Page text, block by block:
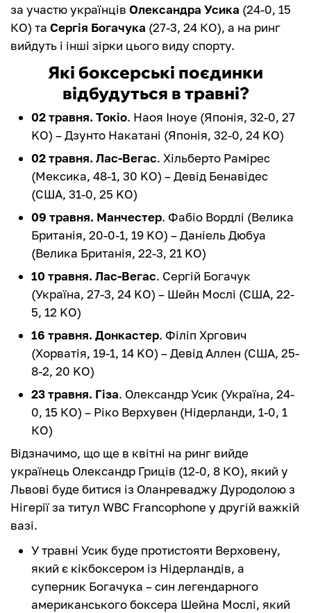
за участю українців Олександра Усика (24-0, 15
КО) та Сергія Богачука (27-3, 24 КО), а на ринг
вийдуть і інші зірки цього виду спорту.
Які боксерські поєдинки
відбудуться в травні?
02 травня. Токіо. Наоя Іноуе (Японія, 32-0, 27
KO) – Дзунто Накатані (Японія, 32-0, 24 KO)
02 травня. Лас-Вегас. Хільберто Рамірес
(Мексика, 48-1, 30 KO) – Девід Бенавідес
(США, 31-0, 25 KO)
09 травня. Манчестер. Фабіо Вордлі (Велика
Британія, 20-0-1, 19 KO) – Даніель Дюбуа
(Велика Британія, 22-3, 21 KO)
10 травня. Лас-Вегас. Сергій Богачук
(Україна, 27-3, 24 KO) – Шейн Мослі (США, 22-
5, 12 KO)
16 травня. Донкастер. Філіп Хргович
(Хорватія, 19-1, 14 KO) – Девід Аллен (США, 25-
8-2, 20 KO)
23 травня. Гіза. Олександр Усик (Україна, 24-
0, 15 КО) – Ріко Верхувен (Нідерланди, 1-0, 1
КО)
Відзначимо, що ще в квітні на ринг вийде
українець Олександр Гриців (12-0, 8 КО), який у
Львові буде битися із Оланреваджу Дуродолою з
Нігерії за титул WBC Francophone у другій важкій
вазі.
У травні Усик буде протистояти Верховену,
який є кікбоксером із Нідерландів, а
суперник Богачука – син легендарного
американського боксера Шейна Мослі, який